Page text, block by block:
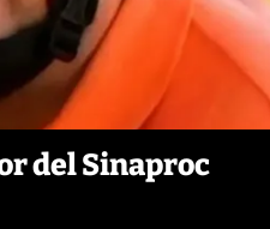
del Sinaproc